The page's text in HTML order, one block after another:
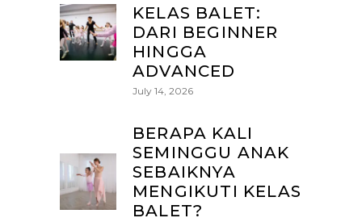
KELAS BALET:
DARI BEGINNER
HINGGA
ADVANCED
July 14, 2026
BERAPA KALI
SEMINGGU ANAK
SEBAIKNYA
MENGIKUTI KELAS
BALET?